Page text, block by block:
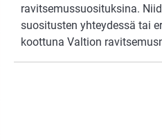
ravitsemussuosituksina.
suositusten yhteydessä tai
koottuna Valtion